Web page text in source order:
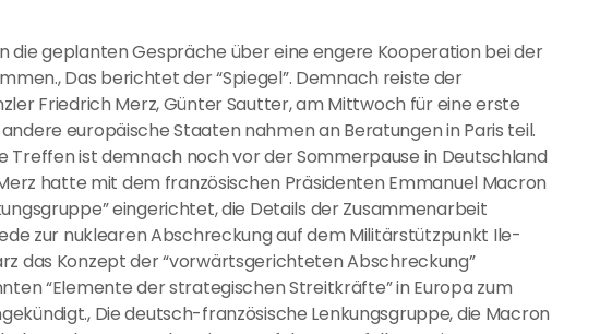
die geplanten Gespräche über eine engere Kooperation bei der
Das berichtet der “Spiegel”. Demnach reiste der
Friedrich Merz, Günter Sautter, am Mittwoch für eine erste
europäische Staaten nahmen an Beratungen in Paris teil.
Treffen ist demnach noch vor der Sommerpause in Deutschland
hatte mit dem französischen Präsidenten Emmanuel Macron
eingerichtet, die Details der Zusammenarbeit
zur nuklearen Abschreckung auf dem Militärstützpunkt Ile-
das Konzept der “vorwärtsgerichteten Abschreckung”
“Elemente der strategischen Streitkräfte” in Europa zum
Die deutsch-französische Lenkungsgruppe, die Macron